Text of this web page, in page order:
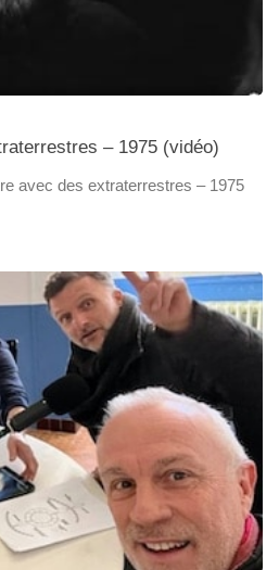
– 1975 (vidéo)
avec des extraterrestres – 1975